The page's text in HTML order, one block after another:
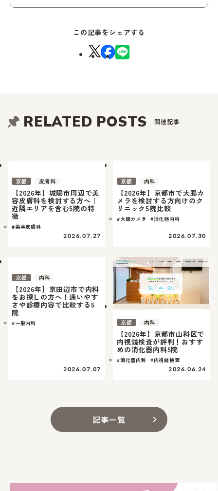
この記事をシェアする
RELATED POSTS 関連記事
京都 皮膚科
【2026年】城陽市周辺で美
容皮膚科を検討する方へ｜
近隣エリアを含む5院の特
徴
#美容皮膚科
2026.07.27
京都 内科
【2026年】京都市で大腸カ
メラを検討する方向けのク
リニック5院比較
#大腸カメラ #消化器内科
2026.07.30
京都 内科
【2026年】京田辺市で内科
をお探しの方へ！通いやす
さや診療内容で比較する5
院
#一般内科
2026.07.07
京都 内科
【2026年】京都市山科区で
内視鏡検査が評判！おすす
めの消化器内科5院
#消化器内科 #内視鏡検査
2026.06.24
記事一覧